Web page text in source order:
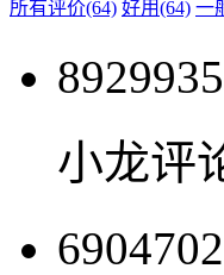
所有评价(64) 好用(64) 一
小龙评